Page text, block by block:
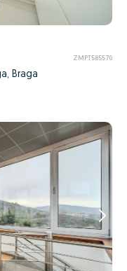
ZMPT585570
Braga